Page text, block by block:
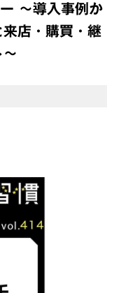
～導入事例か
店・購買・継